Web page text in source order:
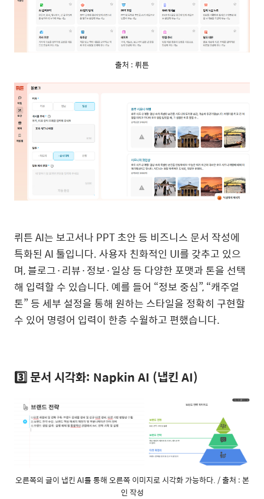
출처 : 뤼튼
뤼튼 AI는 보고서나 PPT 초안 등 비즈니스 문서 작성에
특화된 AI 툴입니다. 사용자 친화적인 UI를 갖추고 있으
며, 블로그·리뷰·정보·일상 등 다양한 포맷과 톤을 선택
해 입력할 수 있습니다. 예를 들어 “정보 중심”, “캐주얼
톤” 등 세부 설정을 통해 원하는 스타일을 정확히 구현할
수 있어 명령어 입력이 한층 수월하고 편했습니다.
3️⃣ 문서 시각화: Napkin AI (냅킨 AI)
오른쪽의 글이 냅킨 AI를 통해 오른쪽 이미지로 시각화 가능하다. / 출처 : 본
인 작성